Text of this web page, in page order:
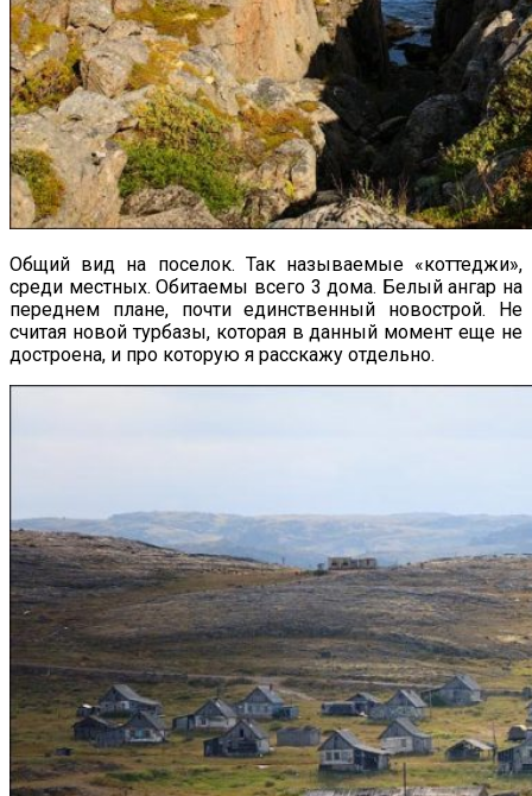
Общий вид на поселок. Так называемые «коттеджи»,
среди местных. Обитаемы всего 3 дома. Белый ангар на
переднем плане, почти единственный новострой. Не
считая новой турбазы, которая в данный момент еще не
достроена, и про которую я расскажу отдельно.